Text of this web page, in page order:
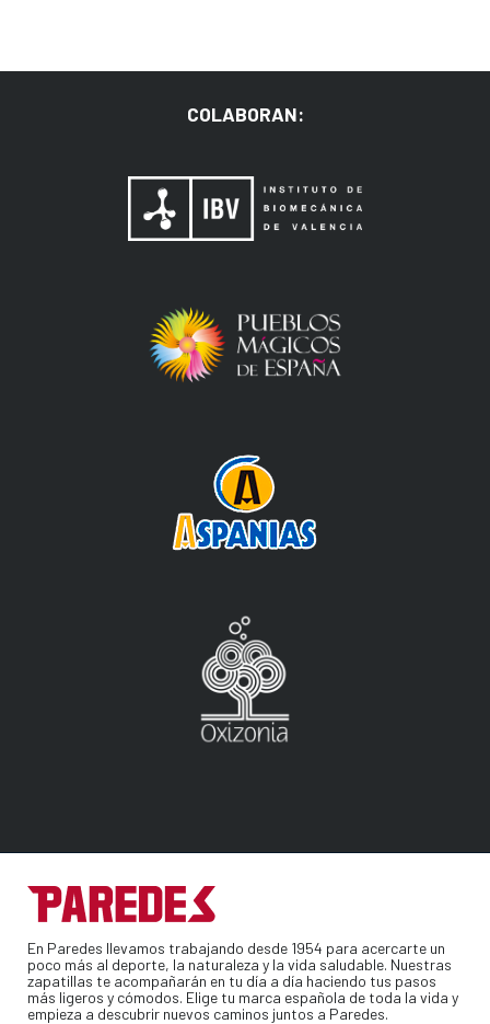
COLABORAN:
En Paredes llevamos trabajando desde 1954 para acercarte un
poco más al deporte, la naturaleza y la vida saludable. Nuestras
zapatillas te acompañarán en tu día a día haciendo tus pasos
más ligeros y cómodos. Elige tu marca española de toda la vida y
empieza a descubrir nuevos caminos juntos a Paredes.